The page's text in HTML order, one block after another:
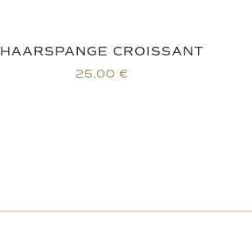
HAARSPANGE CROISSANT
25,00 €